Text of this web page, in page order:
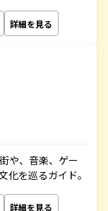
詳細を見る
や、音楽、ゲー
化を巡るガイド。
詳細を見る